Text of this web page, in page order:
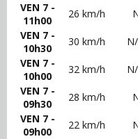
VEN 7 -
11h00
26 km/h
VEN 7 -
10h30
30 km/h
VEN 7 -
10h00
32 km/h
VEN 7 -
09h30
28 km/h
VEN 7 -
09h00
22 km/h